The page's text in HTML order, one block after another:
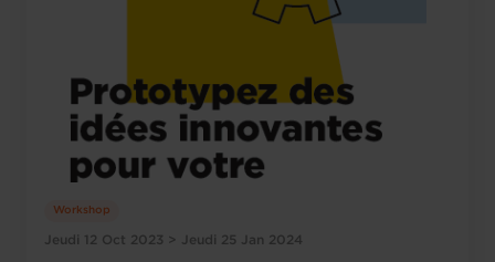
Jeudi 12 Oct 2023 > Jeudi 25 Jan 2024
Workshop